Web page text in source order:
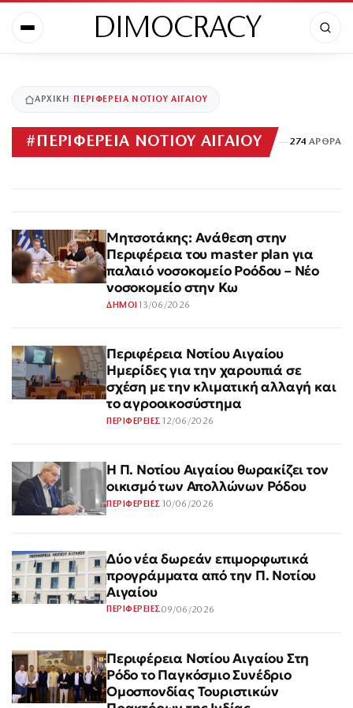
DIMOCRACY
ΑΡΧΙΚΉ ΠΕΡΙΦΕΡΕΙΑ ΝΟΤΙΟΥ ΑΙΓΑΙΟΥ
# ΠΕΡΙΦΕΡΕΙΑ ΝΟΤΙΟΥ ΑΙΓΑΙΟΥ 274 ΆΡΘΡΑ
Μητσοτάκης: Ανάθεση στην
Περιφέρεια του master plan για
παλαιό νοσοκομείο Ροόδου – Νέο
νοσοκομείο στην Κω
ΔΗΜΟΙ 13/06/2026
Περιφέρεια Νοτίου Αιγαίου
Ημερίδες για την χαρουπιά σε
σχέση με την κλιματική αλλαγή και
το αγροοικοσύστημα
ΠΕΡΙΦΕΡΕΙΕΣ 12/06/2026
Η Π. Νοτίου Αιγαίου θωρακίζει τον
οικισμό των Απολλώνων Ρόδου
ΠΕΡΙΦΕΡΕΙΕΣ 10/06/2026
Δύο νέα δωρεάν επιμορφωτικά
προγράμματα από την Π. Νοτίου
Αιγαίου
ΠΕΡΙΦΕΡΕΙΕΣ09/06/2026
Περιφέρεια Νοτίου Αιγαίου Στη
Ρόδο το Παγκόσμιο Συνέδριο
Ομοσπονδίας Τουριστικών